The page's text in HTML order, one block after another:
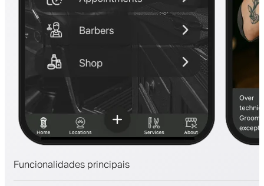
Funcionalidades principais